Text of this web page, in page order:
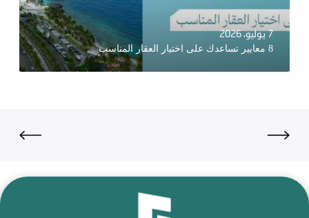
7 يوليو، 2026
8 معايير تساعدك على اختيار العقار المناسب